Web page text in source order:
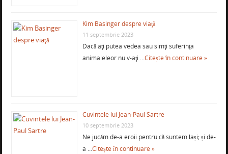
Kim Basinger despre viaţă
11 septembrie 2023
Dacă aţi putea vedea sau simţi suferinţa
animaleleor nu v-aţi …Citește în continuare »
Cuvintele lui Jean-Paul Sartre
10 septembrie 2023
Ne jucăm de-a eroii pentru că suntem lași; și de-
a …Citește în continuare »